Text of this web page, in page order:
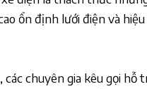
ổn định lưới điện và
chuyên gia kêu gọi